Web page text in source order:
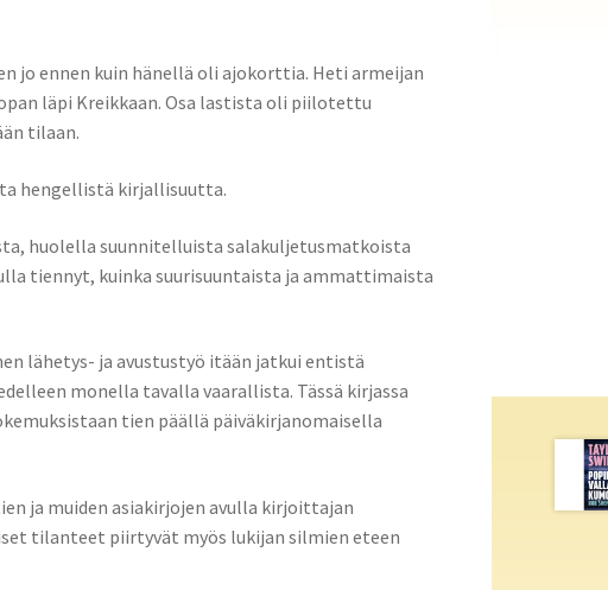
jo ennen kuin hänellä oli ajokorttia. Heti armeijan
läpi Kreikkaan. Osa lastista oli piilotettu
tilaan.
hengellistä kirjallisuutta.
huolella suunnitelluista salakuljetusmatkoista
tiennyt, kuinka suurisuuntaista ja ammattimaista
lähetys- ja avustustyö itään jatkui entistä
monella tavalla vaarallista. Tässä kirjassa
tien päällä päiväkirjanomaisella
ja muiden asiakirjojen avulla kirjoittajan
tilanteet piirtyvät myös lukijan silmien eteen